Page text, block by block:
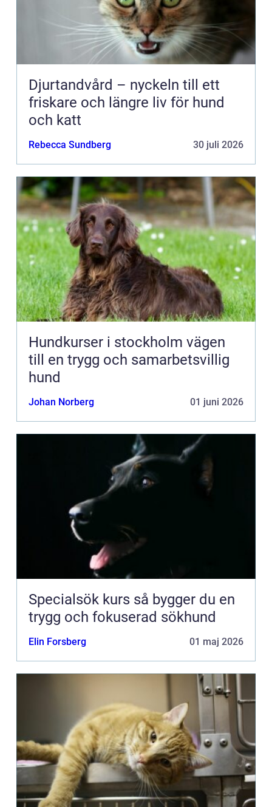
Djurtandvård – nyckeln till ett
friskare och längre liv för hund
och katt
Rebecca Sundberg 30 juli 2026
Hundkurser i stockholm vägen
till en trygg och samarbetsvillig
hund
Johan Norberg 01 juni 2026
Specialsök kurs så bygger du en
trygg och fokuserad sökhund
Elin Forsberg 01 maj 2026